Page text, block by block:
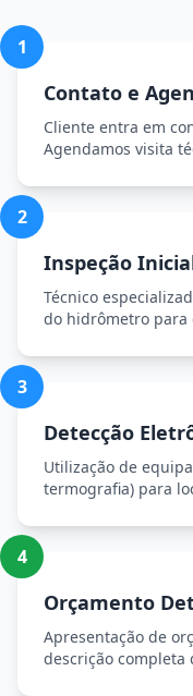
1
Contato e
Cliente entra em
Agendamos visita
2
Inspeção
Técnico
do hidrômetro para
3
Detecção
Utilização de
termografia) para
4
Orçamento
Apresentação de
descrição completa